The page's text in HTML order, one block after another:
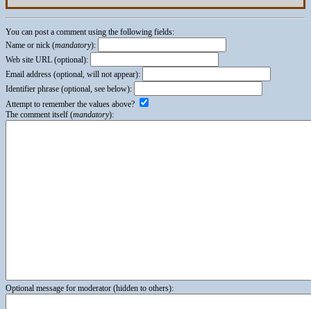
You can post a comment using the following fields:
Name or nick (mandatory):
Web site URL (optional):
Email address (optional, will not appear):
Identifier phrase (optional, see below):
Attempt to remember the values above?
The comment itself (mandatory):
Optional message for moderator (hidden to others):